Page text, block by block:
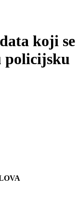
koji se
policijsku